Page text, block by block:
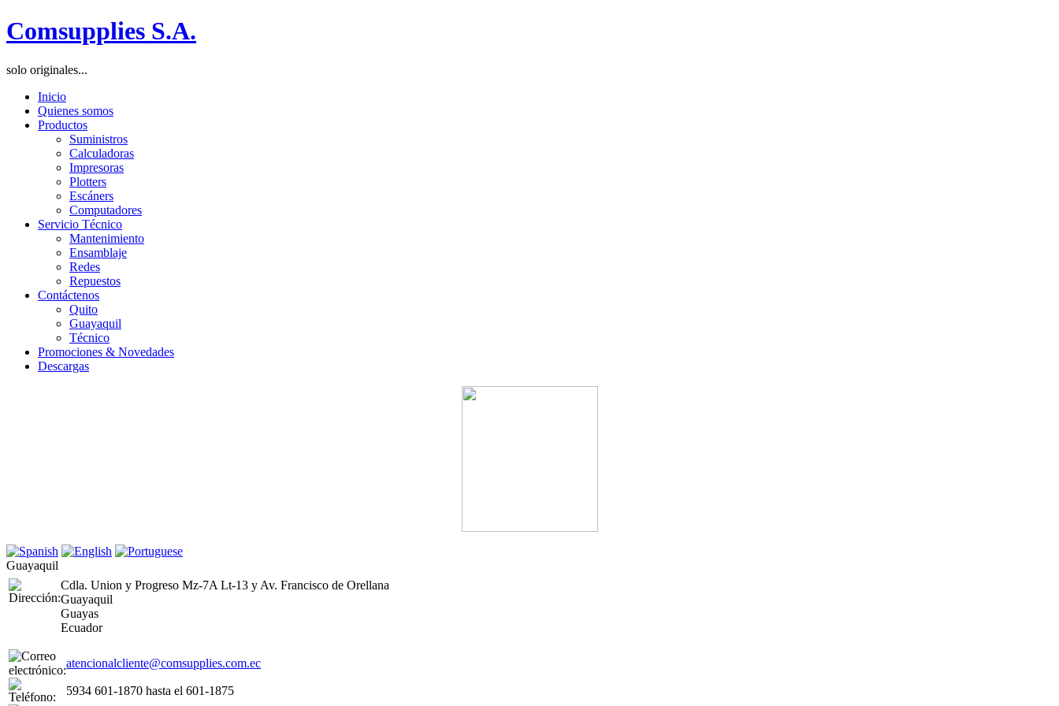
Comsupplies S.A.
solo originales...
Inicio
Quienes somos
Productos
Suministros
Calculadoras
Impresoras
Plotters
Escáners
Computadores
Servicio Técnico
Mantenimiento
Ensamblaje
Redes
Repuestos
Contáctenos
Quito
Guayaquil
Técnico
Promociones & Novedades
Descargas
Guayaquil
Cdla. Union y Progreso Mz-7A Lt-13 y Av. Francisco de Orellana
Guayaquil
Guayas
Ecuador
atencionalcliente@comsupplies.com.ec
5934 601-1870 hasta el 601-1875